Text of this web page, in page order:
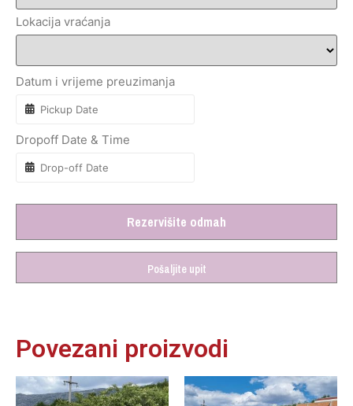
Lokacija vraćanja
Datum i vrijeme preuzimanja
Dropoff Date & Time
Rezervišite odmah
Pošaljite upit
Povezani proizvodi